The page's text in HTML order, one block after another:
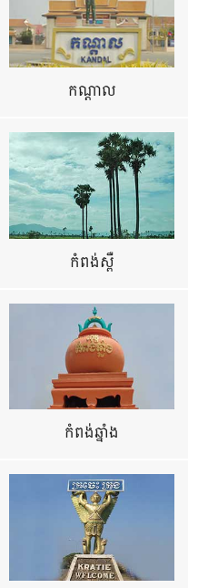
កណ្តាល
កំពង់ស្ពឺ
កំពង់ឆ្នាំង